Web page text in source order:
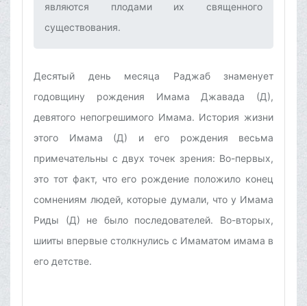
являются плодами их священного
существования.‌
Десятый день месяца Раджаб знаменует
годовщину рождения Имама Джавада (Д),
девятого непогрешимого Имама. История жизни
этого Имама (Д) и его рождения весьма
примечательны с двух точек зрения: Во-первых,
это тот факт, что его рождение положило конец
сомнениям людей, которые думали, что у Имама
Риды (Д) не было последователей. Во-вторых,
шииты впервые столкнулись с Имаматом имама в
его детстве.